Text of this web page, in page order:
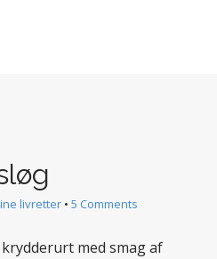
livretter • 5 Comments
med smag af